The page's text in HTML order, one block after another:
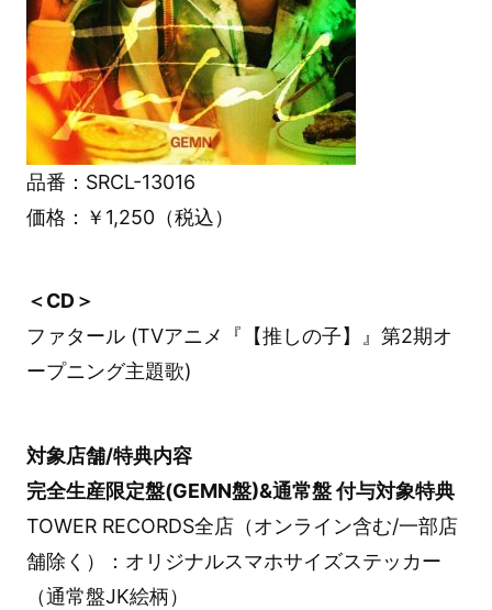
品番：SRCL-13016
価格：￥1,250（税込）
＜CD＞
ファタール (TVアニメ『【推しの子】』第2期オ
ープニング主題歌)
対象店舗/特典内容
完全生産限定盤(GEMN盤)&通常盤 付与対象特典
TOWER RECORDS全店（オンライン含む/一部店
舗除く）：オリジナルスマホサイズステッカー
（通常盤JK絵柄）